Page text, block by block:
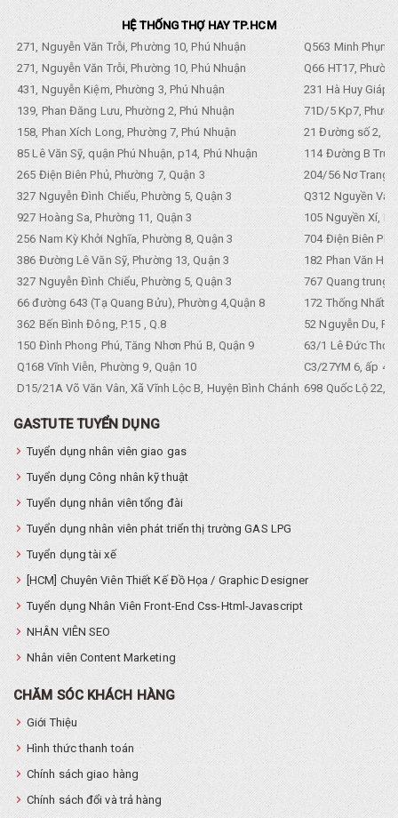
HỆ THỐNG THỢ HAY TP.HCM
271, Nguyễn Văn Trỗi, Phường 10, Phú Nhuận
Q563 Minh
271, Nguyễn Văn Trỗi, Phường 10, Phú Nhuận
Q66 HT17,
431, Nguyễn Kiệm, Phường 3, Phú Nhuận
231 Hà Huy Giáp,
139, Phan Đăng Lưu, Phường 2, Phú Nhuận
71D/5 Kp7,
158, Phan Xích Long, Phường 7, Phú Nhuận
21 Đường số 2,
85 Lê Văn Sỹ, quận Phú Nhuận, p14, Phú Nhuận
114 Đường B
265 Điện Biên Phủ, Phường 7, Quận 3
204/56 Nơ Trang
327 Nguyễn Đình Chiểu, Phường 5, Quận 3
Q312 Nguyền
927 Hoàng Sa, Phường 11, Quận 3
105 Nguyền Xí,
256 Nam Kỳ Khởi Nghĩa, Phường 8, Quận 3
704 Điện Biên
386 Đường Lê Văn Sỹ, Phường 13, Quận 3
182 Phan Văn
327 Nguyễn Đình Chiểu, Phường 5, Quận 3
767 Quang trung,
66 đường 643 (Tạ Quang Bửu), Phường 4,Quận 8
172 Thống Nhất.
362 Bến Bình Đông, P.15 , Q.8
52 Nguyễn Du,
150 Đình Phong Phú, Tăng Nhơn Phú B, Quận 9
63/1 Lê Đức Thọ,
Q168 Vĩnh Viễn, Phường 9, Quận 10
C3/27YM 6, ấp 4,
D15/21A Võ Văn Vân, Xã Vĩnh Lộc B, Huyện Bình Chánh 698 Quốc Lộ 22,
GASTUTE TUYỂN DỤNG
Tuyển dụng nhân viên giao gas
Tuyển dụng Công nhân kỹ thuật
Tuyển dụng nhân viên tổng đài
Tuyển dụng nhân viên phát triển thị trường GAS LPG
Tuyển dụng tài xế
[HCM] Chuyên Viên Thiết Kế Đồ Họa / Graphic Designer
Tuyển dụng Nhân Viên Front-End Css-Html-Javascript
NHÂN VIÊN SEO
Nhân viên Content Marketing
CHĂM SÓC KHÁCH HÀNG
Giới Thiệu
Hình thức thanh toán
Chính sách giao hàng
Chính sách đổi và trả hàng